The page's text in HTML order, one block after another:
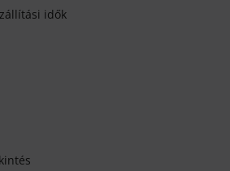
idők